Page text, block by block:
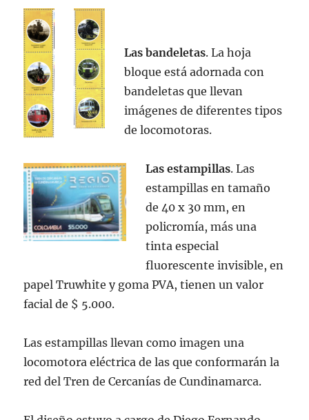
Las bandeletas. La hoja
bloque está adornada con
bandeletas que llevan
imágenes de diferentes tipos
de locomotoras.
Las estampillas. Las
estampillas en tamaño
de 40 x 30 mm, en
policromía, más una
tinta especial
fluorescente invisible, en
papel Truwhite y goma PVA, tienen un valor
facial de $ 5.000.
Las estampillas llevan como imagen una
locomotora eléctrica de las que conformarán la
red del Tren de Cercanías de Cundinamarca.